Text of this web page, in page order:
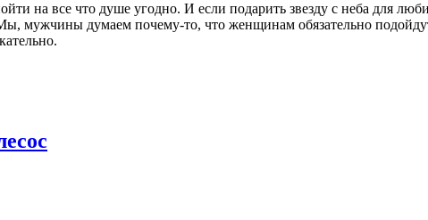
на все что душе угодно. И если подарить звезду с неба для
мужчины думаем почему-то, что женщинам обязательно